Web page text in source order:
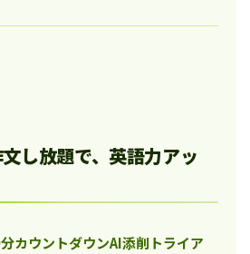
し放題で、英語力アッ
カウントダウンAI添削トライア